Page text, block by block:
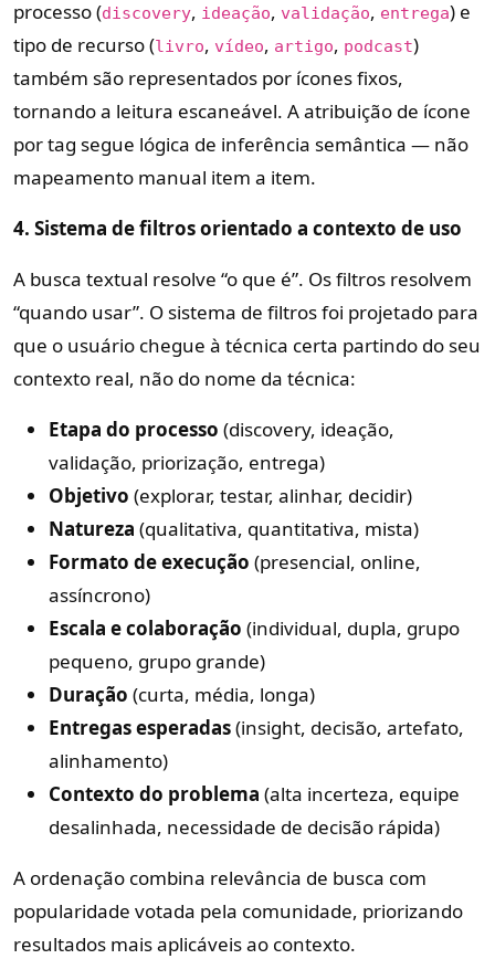
processo (discovery, ideação, validação, entrega) e
tipo de recurso (livro, vídeo, artigo, podcast)
também são representados por ícones fixos,
tornando a leitura escaneável. A atribuição de ícone
por tag segue lógica de inferência semântica — não
mapeamento manual item a item.
4. Sistema de filtros orientado a contexto de uso
A busca textual resolve “o que é”. Os filtros resolvem
“quando usar”. O sistema de filtros foi projetado para
que o usuário chegue à técnica certa partindo do seu
contexto real, não do nome da técnica:
Etapa do processo (discovery, ideação,
validação, priorização, entrega)
Objetivo (explorar, testar, alinhar, decidir)
Natureza (qualitativa, quantitativa, mista)
Formato de execução (presencial, online,
assíncrono)
Escala e colaboração (individual, dupla, grupo
pequeno, grupo grande)
Duração (curta, média, longa)
Entregas esperadas(insight, decisão, artefato,
alinhamento)
Contexto do problema (alta incerteza, equipe
desalinhada, necessidade de decisão rápida)
A ordenação combina relevância de busca com
popularidade votada pela comunidade, priorizando
resultados mais aplicáveis ao contexto.